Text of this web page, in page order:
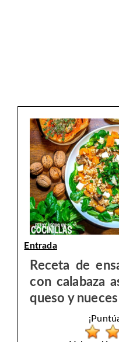
Entrada
Receta de
con calabaza
queso y nueces